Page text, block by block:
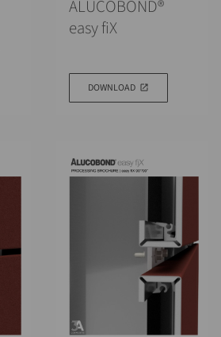
ALUCOBOND®
easy fiX
DOWNLOAD